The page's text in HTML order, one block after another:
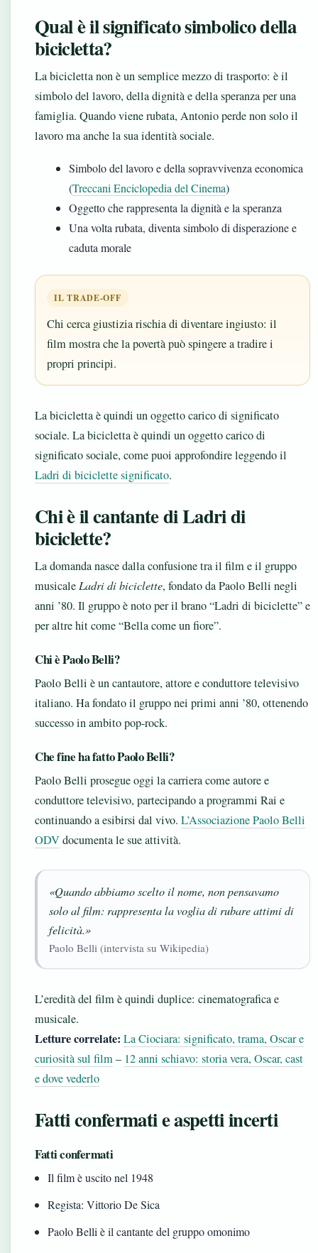
Qual è il significato simbolico della
bicicletta?
La bicicletta non è un semplice mezzo di trasporto: è il
simbolo del lavoro, della dignità e della speranza per una
famiglia. Quando viene rubata, Antonio perde non solo il
lavoro ma anche la sua identità sociale.
Simbolo del lavoro e della sopravvivenza economica
(Treccani Enciclopedia del Cinema)
Oggetto che rappresenta la dignità e la speranza
Una volta rubata, diventa simbolo di disperazione e
caduta morale
IL TRADE-OFF
Chi cerca giustizia rischia di diventare ingiusto: il
film mostra che la povertà può spingere a tradire i
propri principi.
La bicicletta è quindi un oggetto carico di significato
sociale. La bicicletta è quindi un oggetto carico di
significato sociale, come puoi approfondire leggendo il
Ladri di biciclette significato.
Chi è il cantante di Ladri di
biciclette?
La domanda nasce dalla confusione tra il film e il gruppo
musicale Ladri di biciclette, fondato da Paolo Belli negli
anni ’80. Il gruppo è noto per il brano “Ladri di biciclette” e
per altre hit come “Bella come un fiore”.
Chi è Paolo Belli?
Paolo Belli è un cantautore, attore e conduttore televisivo
italiano. Ha fondato il gruppo nei primi anni ’80, ottenendo
successo in ambito pop-rock.
Che fine ha fatto Paolo Belli?
Paolo Belli prosegue oggi la carriera come autore e
conduttore televisivo, partecipando a programmi Rai e
continuando a esibirsi dal vivo. L’Associazione Paolo Belli
ODVdocumenta le sue attività.
«Quando abbiamo scelto il nome, non pensavamo
solo al film: rappresenta la voglia di rubare attimi di
felicità.»
Paolo Belli (intervista su Wikipedia)
L’eredità del film è quindi duplice: cinematografica e
musicale.
Letture correlate: La Ciociara: significato, trama, Oscar e
curiosità sul film– 12 anni schiavo: storia vera, Oscar, cast
e dove vederlo
Fatti confermati e aspetti incerti
Fatti confermati
Il film è uscito nel 1948
Regista: Vittorio De Sica
Paolo Belli è il cantante del gruppo omonimo